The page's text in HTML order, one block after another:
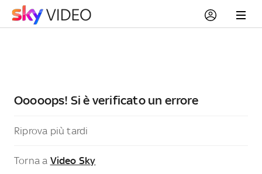
Ooooops! Si è verificato un errore
Riprova più tardi
Torna a Video Sky